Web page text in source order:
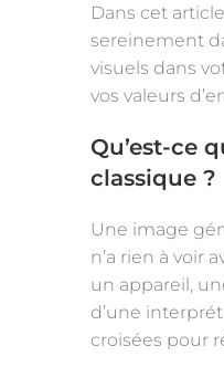
Dans cet
sereinement
visuels dans
vos valeurs
Qu’est-ce
classique ?
Une image
n’a rien à voir
un appareil,
d’une
croisées pour